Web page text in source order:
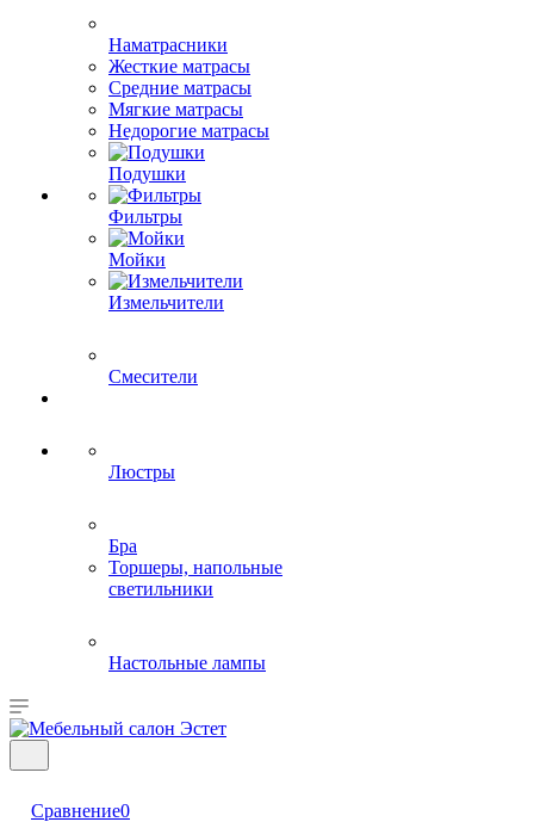
Наматрасники
Жесткие матрасы
Средние матрасы
Мягкие матрасы
Недорогие матрасы
Подушки
Фильтры
Мойки
Измельчители
Смесители
Люстры
Бра
Торшеры, напольные
светильники
Настольные лампы
Сравнение0